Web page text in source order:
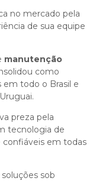
no mercado pela
de sua equipe
manutenção
como
todo o Brasil e
preza pela
tecnologia de
confiáveis em todas
sob